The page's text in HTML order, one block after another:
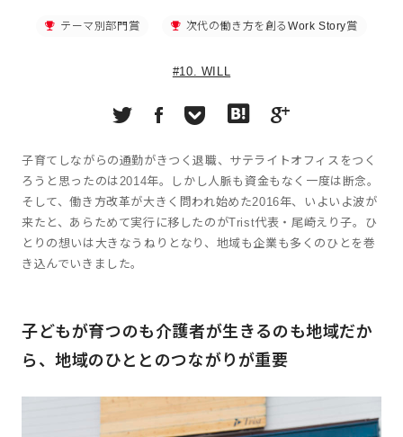
テーマ別部門賞 次代の働き方を創るWork Story賞
#10. WILL
子育てしながらの通勤がきつく退職、サテライトオフィスをつく
ろうと思ったのは2014年。しかし人脈も資金もなく一度は断念。
そして、働き方改革が大きく問われ始めた2016年、いよいよ波が
来たと、あらためて実行に移したのがTrist代表・尾崎えり子。ひ
とりの想いは大きなうねりとなり、地域も企業も多くのひとを巻
き込んでいきました。
子どもが育つのも介護者が生きるのも地域だか
ら、地域のひととのつながりが重要